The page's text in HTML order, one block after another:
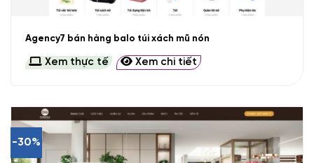
Agency7 bán hàng balo túi xách mũ nón
Xem thực tế Xem chi tiết
-30%